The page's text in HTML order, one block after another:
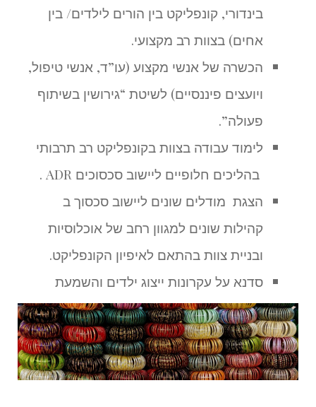
בינדורי, קונפליקט בין הורים לילדים/ בין
אחים) בצוות רב מקצועי.
הכשרה של אנשי מקצוע (עו”ד, אנשי טיפול,
ויועצים פיננסיים) לשיטת “גירושין בשיתוף
פעולה”.
לימוד עבודה בצוות בקונפליקט רב תרבותי
בהליכים חלופיים ליישוב סכסוכים ADR .
הצגת מודלים שונים ליישוב סכסוך ב
קהילות שונים למגוון רחב של אוכלוסיות
ובניית צוות בהתאם לאיפיון הקונפליקט.
סדנא על עקרונות ייצוג ילדים והשמעת
קולם בהליך ADR.